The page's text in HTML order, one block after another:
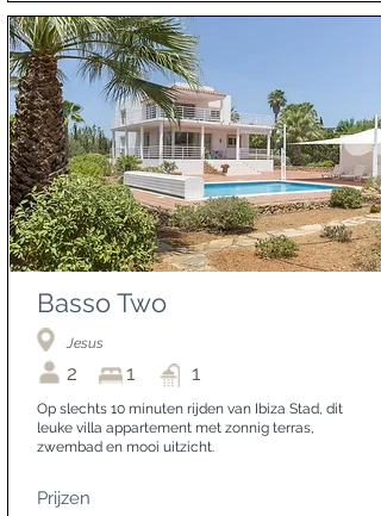
Basso Two
Jesus
2 1 1
Op slechts 10 minuten rijden van Ibiza Stad, dit
leuke villa appartement met zonnig terras,
zwembad en mooi uitzicht.
Prijzen